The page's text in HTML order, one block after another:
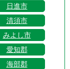
日進市
清須市
みよし市
愛知郡
海部郡